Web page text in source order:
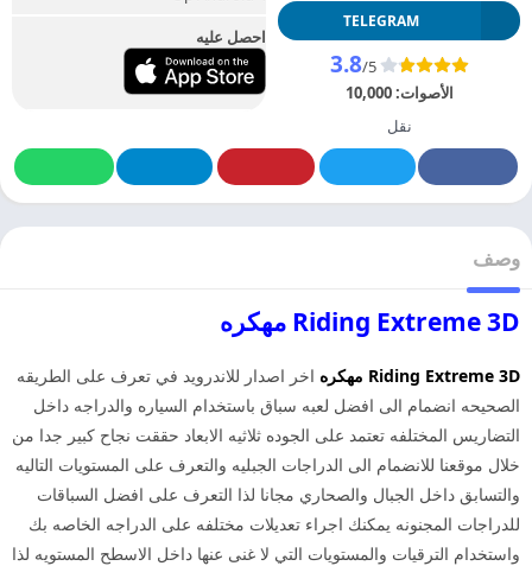
TELEGRAM
3.8/5
الأصوات:10,000
نقل
احصل عليه
وصف
Riding Extreme 3D مهكره
Riding Extreme 3D مهكره
اخر اصدار للاندرويد في تعرف على الطريقه
الصحيحه انضمام الى افضل لعبه سباق باستخدام السياره والدراجه داخل
التضاريس المختلفه تعتمد على الجوده ثلاثيه الابعاد حققت نجاح كبير جدا من
خلال موقعنا للانضمام الى الدراجات الجبليه والتعرف على المستويات التاليه
والتسابق داخل الجبال والصحاري مجانا لذا التعرف على افضل السباقات
للدراجات المجنونه يمكنك اجراء تعديلات مختلفه على الدراجه الخاصه بك
واستخدام الترقيات والمستويات التي لا غنى عنها داخل الاسطح المستويه لذا